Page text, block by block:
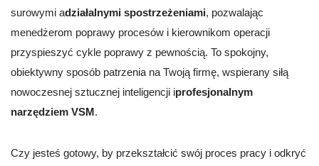
surowymi adziałalnymi spostrzeżeniami, pozwalając
menedżerom poprawy procesów i kierownikom operacji
przyspieszyć cykle poprawy z pewnością. To spokojny,
obiektywny sposób patrzenia na Twoją firmę, wspierany siłą
nowoczesnej sztucznej inteligencji iprofesjonalnym
narzędziem VSM.
Czy jesteś gotowy, by przekształcić swój proces pracy i odkryć